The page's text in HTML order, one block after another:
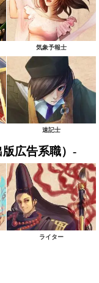
気象予報士
速記士
広告系職）-
ライター